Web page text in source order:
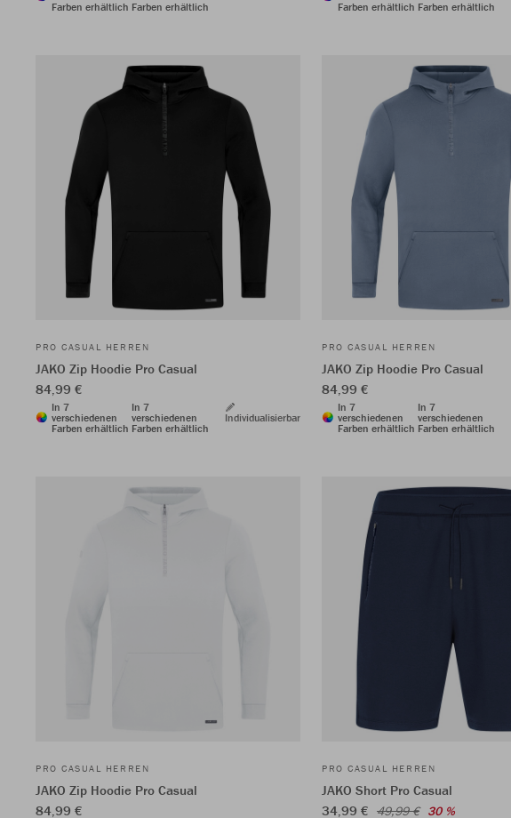
Farben erhältlich Farben erhältlich
Farben erhältlich Farben erhältlich
PRO CASUAL HERREN
JAKO Zip Hoodie Pro Casual
84,99 €
In 7
verschiedenen
Farben erhältlich
In 7
verschiedenen
Farben erhältlich
Individualisierbar
PRO CASUAL HERREN
JAKO Zip Hoodie Pro Casual
84,99 €
In 7
verschiedenen
Farben erhältlich
In 7
verschiedenen
Farben erhältlich
PRO CASUAL HERREN
JAKO Zip Hoodie Pro Casual
84,99 €
PRO CASUAL HERREN
JAKO Short Pro Casual
34,99 € 49,99 € 30 %